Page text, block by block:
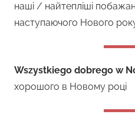
наші / найтепліші
наступаючого Нового
Wszystkiego dobrego w
хорошого в Новому році